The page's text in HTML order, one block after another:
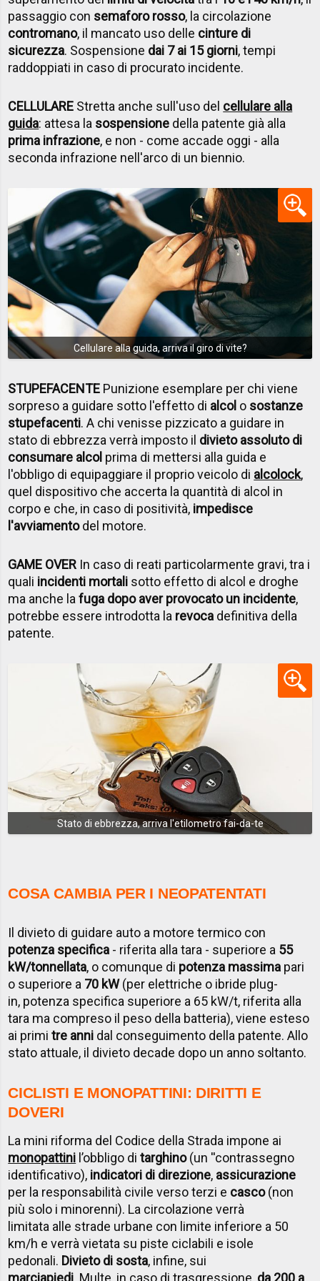
passaggio con semaforo rosso, la circolazione
contromano, il mancato uso delle cinture di
sicurezza. Sospensione dai 7 ai 15 giorni, tempi
raddoppiati in caso di procurato incidente.
CELLULARE Stretta anche sull'uso del cellulare alla
guida: attesa la sospensione della patente già alla
prima infrazione, e non - come accade oggi - alla
seconda infrazione nell'arco di un biennio.
Cellulare alla guida, arriva il giro di vite?
STUPEFACENTE Punizione esemplare per chi viene
sorpreso a guidare sotto l'effetto di alcol o sostanze
stupefacenti. A chi venisse pizzicato a guidare in
stato di ebbrezza verrà imposto il divieto assoluto di
consumare alcol prima di mettersi alla guida e
l'obbligo di equipaggiare il proprio veicolo di alcolock,
quel dispositivo che accerta la quantità di alcol in
corpo e che, in caso di positività, impedisce
l'avviamentodel motore.
GAME OVER In caso di reati particolarmente gravi, tra i
quali incidenti mortali sotto effetto di alcol e droghe
ma anche lafuga dopo aver provocato un incidente,
potrebbe essere introdotta la revoca definitiva della
patente.
Stato di ebbrezza, arriva l'etilometro fai-da-te
COSA CAMBIA PER I NEOPATENTATI
Il divieto di guidare auto a motore termico con
potenza specifica - riferita alla tara - superiore a 55
kW/tonnellata, o comunque di potenza massima pari
o superiore a 70 kW(per elettriche o ibride plug-
in, potenza specifica superiore a 65 kW/t, riferita alla
tara ma compreso il peso della batteria), viene esteso
ai primitre anni dal conseguimento della patente. Allo
stato attuale, il divieto decade dopo un anno soltanto.
CICLISTI E MONOPATTINI: DIRITTI E
DOVERI
La mini riforma del Codice della Strada impone ai
monopattini l’obbligo ditarghino(un ''contrassegno
identificativo), indicatori di direzione, assicurazione
per la responsabilità civile verso terzi e casco(non
più solo i minorenni). La circolazione verrà
limitata alle strade urbane con limite inferiore a 50
km/h e verrà vietata su piste ciclabili e isole
pedonali. Divieto di sosta, infine, sui